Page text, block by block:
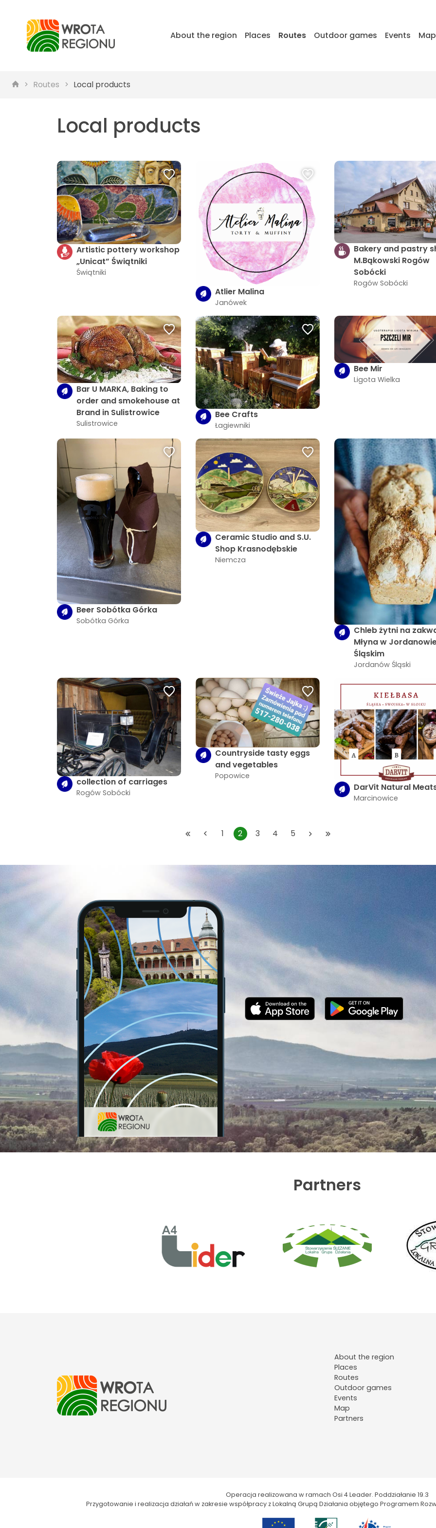
About the region Places Routes Outdoor games Events Map
Routes Local products
Local products
Artistic pottery workshop
„Unicat” Świątniki
Świątniki
Atlier Malina
Janówek
Bakery and pastry
M.Bąkowski Rogów
Sobócki
Rogów Sobócki
Bar U MARKA, Baking to
order and smokehouse at
Brand in Sulistrowice
Sulistrowice
Bee Crafts
Łagiewniki
Bee Mir
Ligota Wielka
Beer Sobótka Górka
Sobótka Górka
Ceramic Studio and S.U.
Shop Krasnodębskie
Niemcza
Chleb żytni na
Młyna w
Śląskim
Jordanów Śląski
collection of carriages
Rogów Sobócki
Countryside tasty eggs
and vegetables
Popowice
DarVit Natural
Marcinowice
1 2 3 4 5
Partners
About the region
Places
Routes
Outdoor games
Events
Map
Partners
Operacja realizowana w ramach Osi 4 Leader. Poddziałanie 19.3
Przygotowanie i realizacja działań w zakresie współpracy z Lokalną Grupą Działania objętego Programem